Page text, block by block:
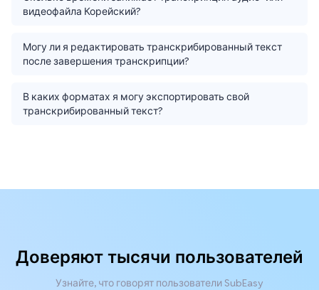
видеофайла Корейский?
Могу ли я редактировать транскрибированный текст
после завершения транскрипции?
В каких форматах я могу экспортировать свой
транскрибированный текст?
Доверяют тысячи пользователей
Узнайте, что говорят пользователи SubEasy